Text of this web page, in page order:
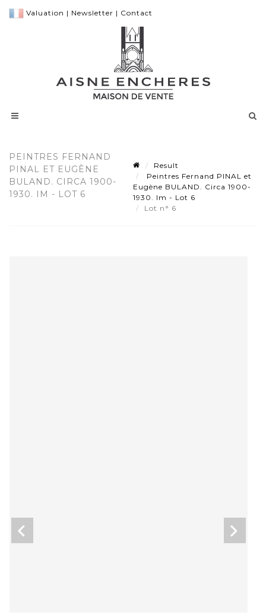
Valuation | Newsletter | Contact
PEINTRES FERNAND
PINAL ET EUGÈNE
BULAND. CIRCA 1900-
1930. IM - LOT 6
Result
Peintres Fernand PINAL et
Eugène BULAND. Circa 1900-
1930. Im - Lot 6
Lot n° 6